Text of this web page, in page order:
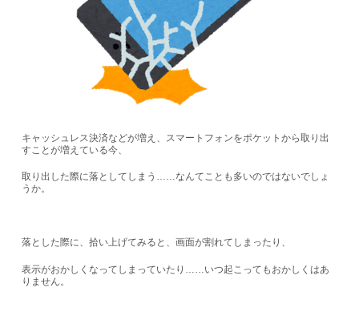
キャッシュレス決済などが増え、スマートフォンをポケットから取り出
すことが増えている今、
取り出した際に落としてしまう……なんてことも多いのではないでしょ
うか。
落とした際に、拾い上げてみると、画面が割れてしまったり、
表示がおかしくなってしまっていたり……いつ起こってもおかしくはあ
りません。